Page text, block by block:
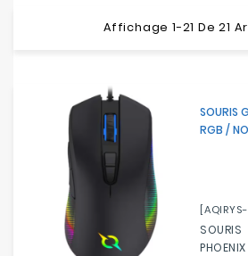
Electroménager
Bureautique
Réseau
Sécurité
Affichage 1-21 De 21
SOURIS
RGB /